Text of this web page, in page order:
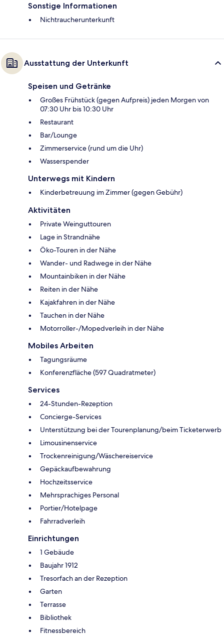
Sonstige Informationen
Nichtraucherunterkunft
Ausstattung der Unterkunft
Speisen und Getränke
Großes Frühstück (gegen Aufpreis) jeden Morgen von
07:30 Uhr bis 10:30 Uhr
Restaurant
Bar/Lounge
Zimmerservice (rund um die Uhr)
Wasserspender
Unterwegs mit Kindern
Kinderbetreuung im Zimmer (gegen Gebühr)
Aktivitäten
Private Weinguttouren
Lage in Strandnähe
Öko-Touren in der Nähe
Wander- und Radwege in der Nähe
Mountainbiken in der Nähe
Reiten in der Nähe
Kajakfahren in der Nähe
Tauchen in der Nähe
Motorroller-/Mopedverleih in der Nähe
Mobiles Arbeiten
Tagungsräume
Konferenzfläche (597 Quadratmeter)
Services
24-Stunden-Rezeption
Concierge-Services
Unterstützung bei der Tourenplanung/beim Ticketerwerb
Limousinenservice
Trockenreinigung/Wäschereiservice
Gepäckaufbewahrung
Hochzeitsservice
Mehrsprachiges Personal
Portier/Hotelpage
Fahrradverleih
Einrichtungen
1 Gebäude
Baujahr 1912
Tresorfach an der Rezeption
Garten
Terrasse
Bibliothek
Fitnessbereich